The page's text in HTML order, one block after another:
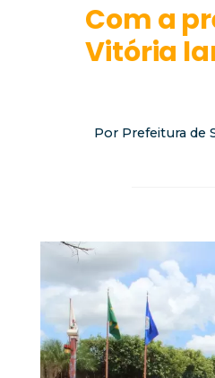
Com a
Vitória
Por Prefeitura de